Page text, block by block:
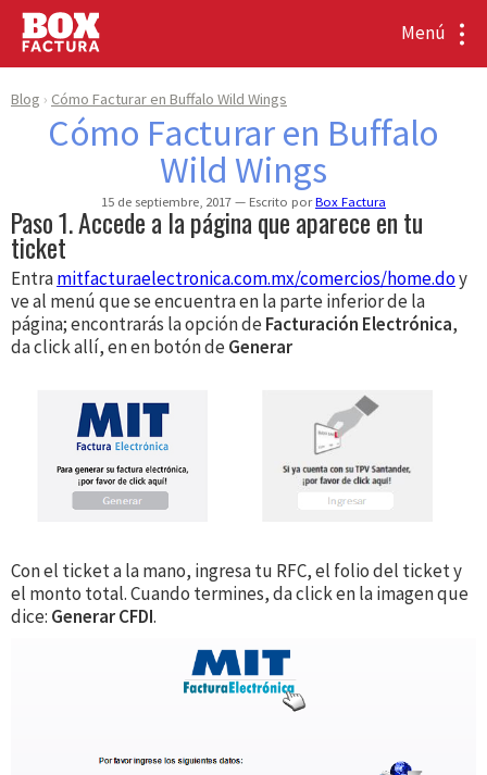
Menú
Blog Cómo Facturar en Buffalo Wild Wings
Cómo Facturar en Buffalo
Wild Wings
15 de septiembre, 2017 Escrito porBox Factura
Paso 1. Accede a la página que aparece en tu
ticket
Entramitfacturaelectronica.com.mx/comercios/home.doy
ve al menú que se encuentra en la parte inferior de la
página; encontrarás la opción deFacturación Electrónica,
da click allí, en en botón deGenerar
Con el ticket a la mano, ingresa tu RFC, el folio del ticket y
el monto total. Cuando termines, da click en la imagen que
dice: Generar CFDI.